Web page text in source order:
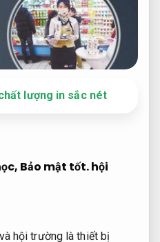
lượng in sắc nét
Bảo mật tốt.hội
hội trường là thiết bị